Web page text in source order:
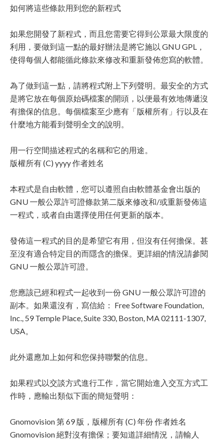
如何將這些條款用到您的新程式
如果您開發了新程式，而且您需要它得到公眾最大限度的
利用，要做到這一點的最好辦法是將它施以 GNU GPL，
使得每個人都能循此條款來修改和重新發佈您寫的軟體。
為了做到這一點，請將程式附上下列聲明。最安全的方式
是將它放在每個原始碼檔案的開頭，以便最有效地傳遞沒
有擔保的信息。每個檔案至少應有「版權所有」行以及在
什麼地方能看到聲明全文的說明。
用一行空間描述程式的名稱和它的用途。
版權所有 (C) yyyy 作者姓名
本程式是自由軟體，您可以遵照自由軟體基金會出版的
GNU 一般公眾許可證條款第二版來修改和/或重新發佈這
一程式，或者自由選擇使用任何更新的版本。
發佈這一程式的目的是希望它有用，但沒有任何擔保。甚
至沒有適合特定目的而隱含的擔保。更詳細的情況請參閱
GNU 一般公眾許可證。
您應該已經和程式一起收到一份 GNU 一般公眾許可證的
副本。如果還沒有，寫信給： Free Software Foundation,
Inc., 59 Temple Place, Suite 330, Boston, MA 02111-1307,
USA。
此外還應加上如何和您保持聯繫的信息。
如果程式以交談方式進行工作，當它開始進入交互方式工
作時，應輸出類似下面的簡短聲明：
Gnomovision 第 69 版，版權所有 (C) 年份 作者姓名
Gnomovision 絕對沒有擔保；要知道詳細情況，請輸人